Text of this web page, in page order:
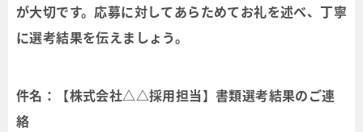
が大切です。応募に対してあらためてお礼を述べ、丁寧
に選考結果を伝えましょう。
件名：【株式会社△△採用担当】書類選考結果のご連
絡